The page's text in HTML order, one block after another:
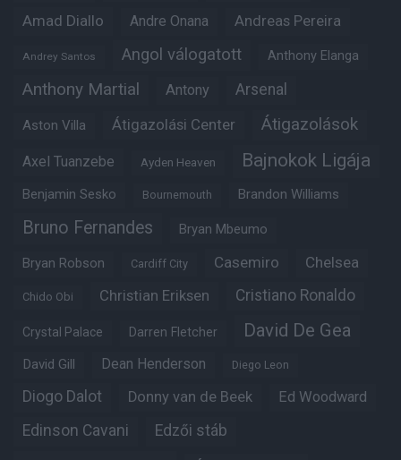
Amad Diallo Andre Onana Andreas Pereira
Andrey Santos Angol válogatott Anthony Elanga
Anthony Martial Antony Arsenal
Aston Villa Átigazolási Center Átigazolások
Axel Tuanzebe Ayden Heaven Bajnokok Ligája
Benjamin Sesko Bournemouth Brandon Williams
Bruno Fernandes Bryan Mbeumo
Bryan Robson Cardiff City Casemiro Chelsea
Chido Obi Christian Eriksen Cristiano Ronaldo
Crystal Palace Darren Fletcher David De Gea
David Gill Dean Henderson Diego Leon
Diogo Dalot Donny van de Beek Ed Woodward
Edinson Cavani Edzői stáb